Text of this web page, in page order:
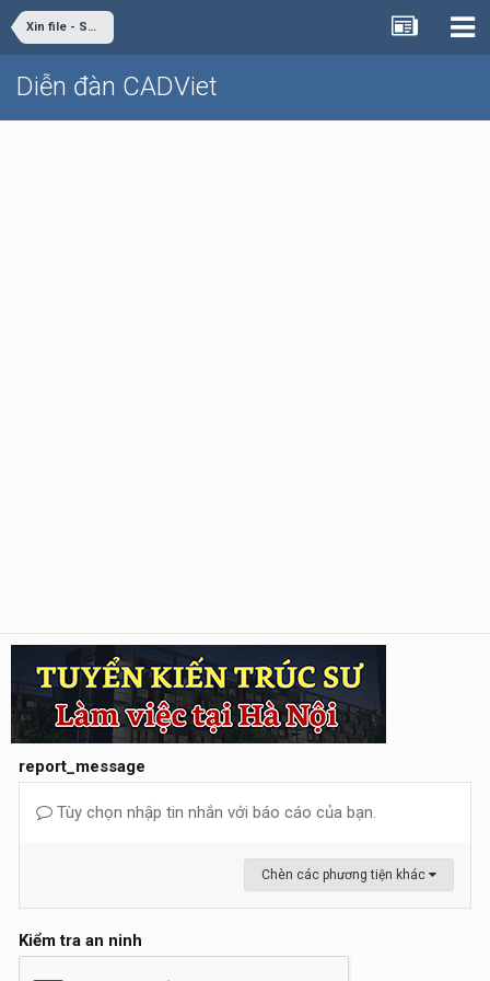
Xin file - Share file
Diễn đàn CADViet
report_message
Tùy chọn nhập tin nhắn với báo cáo của bạn.
Chèn các phương tiện khác
Kiểm tra an ninh